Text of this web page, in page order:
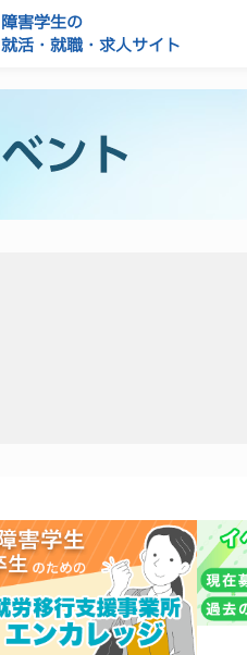
障害学生の
就活・就職・求人サイト